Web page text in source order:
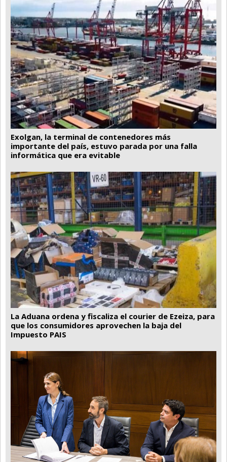
Exolgan, la terminal de contenedores más
importante del país, estuvo parada por una falla
informática que era evitable
La Aduana ordena y fiscaliza el courier de Ezeiza, para
que los consumidores aprovechen la baja del
Impuesto PAIS